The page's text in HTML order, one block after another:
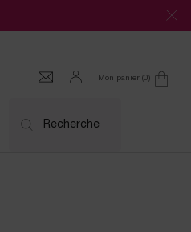
Mon panier 0
0 produit
Recherche